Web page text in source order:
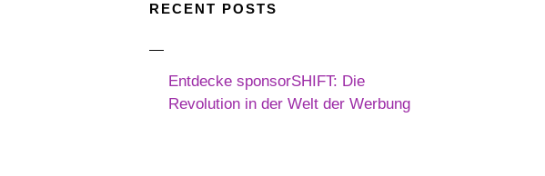
RECENT POSTS
Entdecke sponsorSHIFT: Die
Revolution in der Welt der Werbung